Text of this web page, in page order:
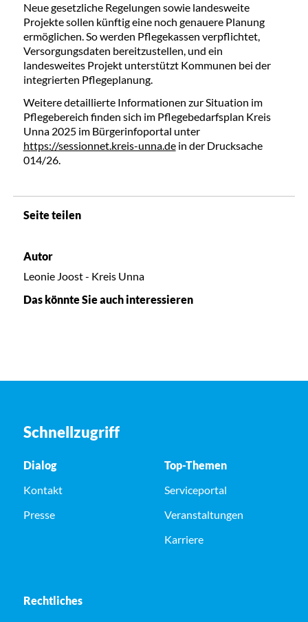
Neue gesetzliche Regelungen sowie landesweite
Projekte sollen künftig eine noch genauere Planung
ermöglichen. So werden Pflegekassen verpflichtet,
Versorgungsdaten bereitzustellen, und ein
landesweites Projekt unterstützt Kommunen bei der
integrierten Pflegeplanung.
Weitere detaillierte Informationen zur Situation im
Pflegebereich finden sich im Pflegebedarfsplan Kreis
Unna 2025 im Bürgerinfoportal unter
https://sessionnet.kreis-unna.dein der Drucksache
014/26.
Seite teilen
Autor
Leonie Joost - Kreis Unna
Das könnte Sie auch interessieren
Schnellzugriff
Dialog
Kontakt
Presse
Top-Themen
Serviceportal
Veranstaltungen
Karriere
Rechtliches